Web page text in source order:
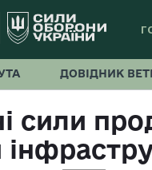
ДОВІДНИК
сили